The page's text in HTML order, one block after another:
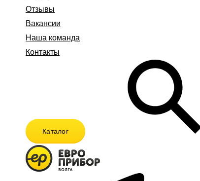
Отзывы
Вакансии
Наша команда
Контакты
Каталог